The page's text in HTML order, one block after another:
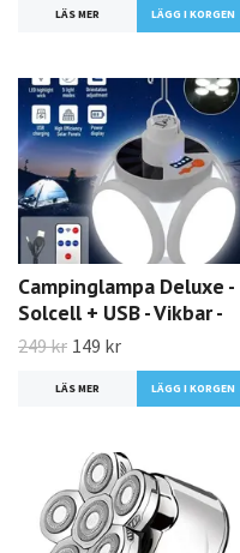
LÄS MER
Campinglampa Deluxe -
Solcell + USB - Vikbar -
249 kr 149 kr
LÄS MER